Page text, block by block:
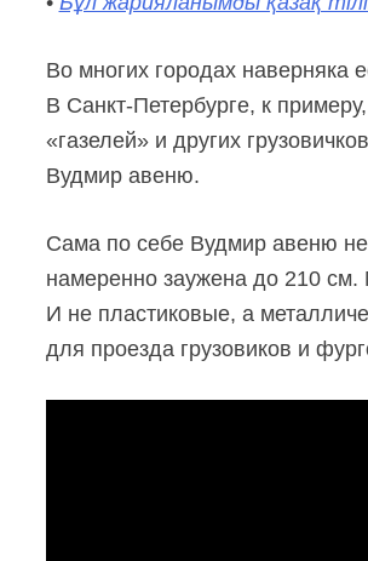
Во многих городах наверняка
В Санкт-Петербурге, к
«газелей» и других
Вудмир авеню.
Сама по себе Вудмир авеню не
намеренно заужена до 210
И не пластиковые, а
для проезда грузовиков и